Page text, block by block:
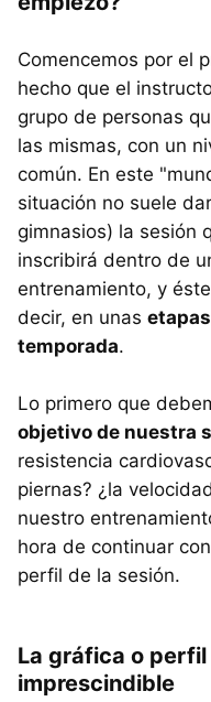
Comencemos por el
hecho que el
grupo de personas
las mismas, con un
común. En este
situación no suele
gimnasios) la sesión
inscribirá dentro de
entrenamiento, y
decir, en unas
temporada.
Lo primero que
objetivo de nuestra
resistencia
piernas? ¿la
nuestro
hora de continuar
perfil de la sesión.
La gráfica o perfil
imprescindible